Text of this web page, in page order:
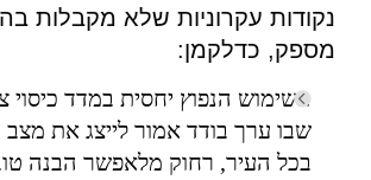
נקודות עקרוניות שלא מקבלות
מספק, כדלקמן:
השימוש הנפוץ יחסית במדד כיסוי
שבו ערך בודד אמור לייצג את מצב
בכל העיר, רחוק מלאפשר הבנה